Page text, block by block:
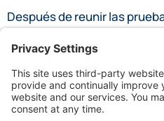
Después de reunir las
laboral. Prepare su
posibles abogados y
para entender sus
reclamaciones o quejas